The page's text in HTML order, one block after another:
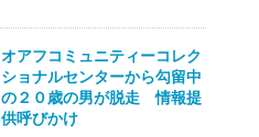
オアフコミュニティーコレク
ショナルセンターから勾留中
の２０歳の男が脱走 情報提
供呼びかけ